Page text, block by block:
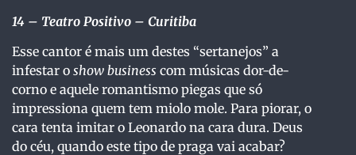
14 – Teatro Positivo – Curitiba
Esse cantor é mais um destes “sertanejos” a
infestar o show business com músicas dor-de-
corno e aquele romantismo piegas que só
impressiona quem tem miolo mole. Para piorar, o
cara tenta imitar o Leonardo na cara dura. Deus
do céu, quando este tipo de praga vai acabar?